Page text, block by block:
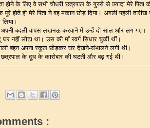
होने के लिए वे सभी चौधरी छत्रपाल के गुस्से से ज़्यादा मेरे पिता
होते ही मेरे पिता ने वह मकान छोड़ दिया। अगली पहली
बदली वापस लखनऊ करवाने में उन्हें दो साल और लग गए।
नहीं लौटा था। उस की माँ स्वर्ग सिधार चुकीं थीं।
बहन अपना स्कूल छोड़कर घर देखने-संभालने लगी थी।
के दूध के कारोबार की घटती और बढ़ गई थी।
: